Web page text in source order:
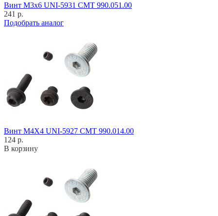
Винт M3x6 UNI-5931 CMT 990.051.00
241 р.
Подобрать аналог
Винт M4X4 UNI-5927 CMT 990.014.00
124 р.
В корзину